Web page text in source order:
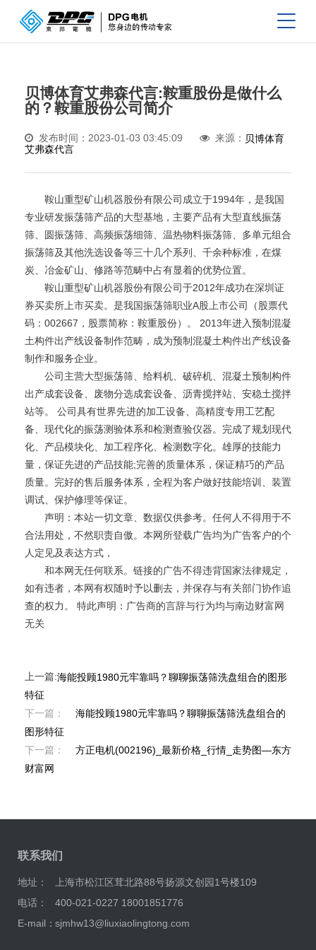
贝博体育艾弗森代言:鞍重股份是做什么
的？鞍重股份公司简介
发布时间：2023-01-03 03:45:09 来源： 贝博体育
艾弗森代言
鞍山重型矿山机器股份有限公司成立于1994年，是我国
专业研发振荡筛产品的大型基地，主要产品有大型直线振荡
筛、圆振荡筛、高频振荡细筛、温热物料振荡筛、多单元组合
振荡筛及其他洗选设备等三十几个系列、千余种标准，在煤
炭、冶金矿山、修路等范畴中占有显着的优势位置。
鞍山重型矿山机器股份有限公司于2012年成功在深圳证
券买卖所上市买卖。是我国振荡筛职业A股上市公司（股票代
码：002667，股票简称：鞍重股份）。 2013年进入预制混凝
土构件出产线设备制作范畴，成为预制混凝土构件出产线设备
制作和服务企业。
公司主营大型振荡筛、给料机、破碎机、混凝土预制构件
出产成套设备、废物分选成套设备、沥青搅拌站、安稳土搅拌
站等。 公司具有世界先进的加工设备、高精度专用工艺配
备、现代化的振荡测验体系和检测查验仪器。完成了规划现代
化、产品模块化、加工程序化、检测数字化。雄厚的技能力
量，保证先进的产品技能;完善的质量体系，保证精巧的产品
质量。完好的售后服务体系，全程为客户做好技能培训、装置
调试、保护修理等保证。
声明：本站一切文章、数据仅供参考。任何人不得用于不
合法用处，不然职责自傲。本网所登载广告均为广告客户的个
人定见及表达方式，
和本网无任何联系。链接的广告不得违背国家法律规定，
如有违者，本网有权随时予以删去，并保存与有关部门协作追
查的权力。 特此声明：广告商的言辞与行为均与南边财富网
无关
上一篇:海能投顾1980元牢靠吗？聊聊振荡筛洗盘组合的图形
特征
下一篇：
海能投顾1980元牢靠吗？聊聊振荡筛洗盘组合的
图形特征
下一篇：
方正电机(002196)_最新价格_行情_走势图—东方
财富网
联系我们
地址：
上海市松江区茸北路88号扬源文创园1号楼109
电话：
400-021-0227 18001851776
E-mail：sjmhw13@liuxiaolingtong.com